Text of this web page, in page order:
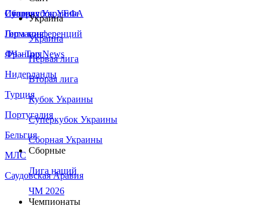
Сборная Украины
Италия
Германия
Франция
Нидерланды
Турция
Португалия
Бельгия
МЛС
Саудовская Аравия
Суперкубок УЕФА
Лига конференций
ЛЧ - Top News
Украина
Украина
Первая лига
Вторая лига
Кубок Украины
Суперкубок Украины
Сборная Украины
Сборные
Лига наций
ЧМ 2026
Чемпионаты